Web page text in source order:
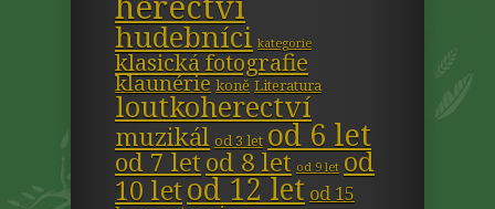
hudebníci kategorie
klasická fotografie
klaunérie koně Literatura
loutkoherectví
muzikál od 3 let od 6 let
od 7 letod 8 let od 9 let od
10 letod 12 let od 15